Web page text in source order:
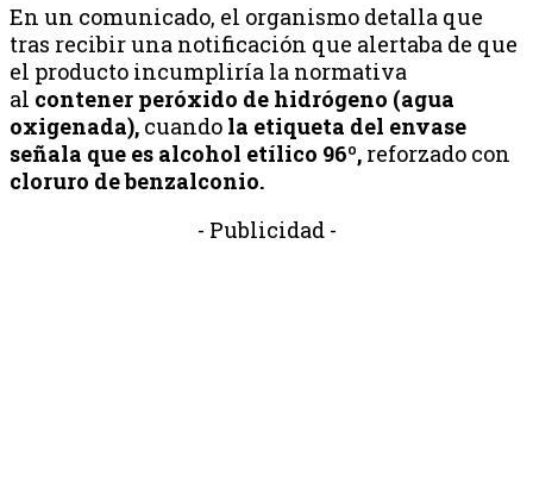
En un comunicado, el organismo detalla que
tras recibir una notificación que alertaba de que
el producto incumpliría la normativa
al contener peróxido de hidrógeno (agua
oxigenada), cuando la etiqueta del envase
señala que es alcohol etílico 96º, reforzado con
cloruro de benzalconio.
- Publicidad -